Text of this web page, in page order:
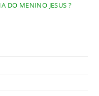
DO MENINO JESUS ?